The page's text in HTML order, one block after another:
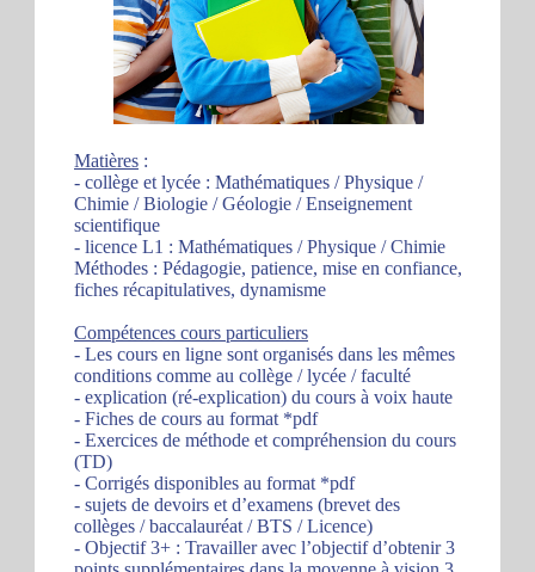
Matières :
- collège et lycée : Mathématiques / Physique /
Chimie / Biologie / Géologie / Enseignement
scientifique
- licence L1 : Mathématiques / Physique / Chimie
Méthodes : Pédagogie, patience, mise en confiance,
fiches récapitulatives, dynamisme
Compétences cours particuliers
- Les cours en ligne sont organisés dans les mêmes
conditions comme au collège / lycée / faculté
- explication (ré-explication) du cours à voix haute
- Fiches de cours au format *pdf
- Exercices de méthode et compréhension du cours
(TD)
- Corrigés disponibles au format *pdf
- sujets de devoirs et d’examens (brevet des
collèges / baccalauréat / BTS / Licence)
- Objectif 3+ : Travailler avec l’objectif d’obtenir 3